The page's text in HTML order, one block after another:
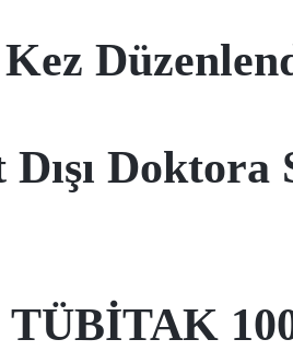
Doktora